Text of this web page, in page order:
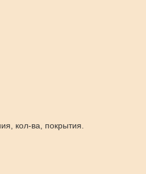
кол-ва, покрытия.